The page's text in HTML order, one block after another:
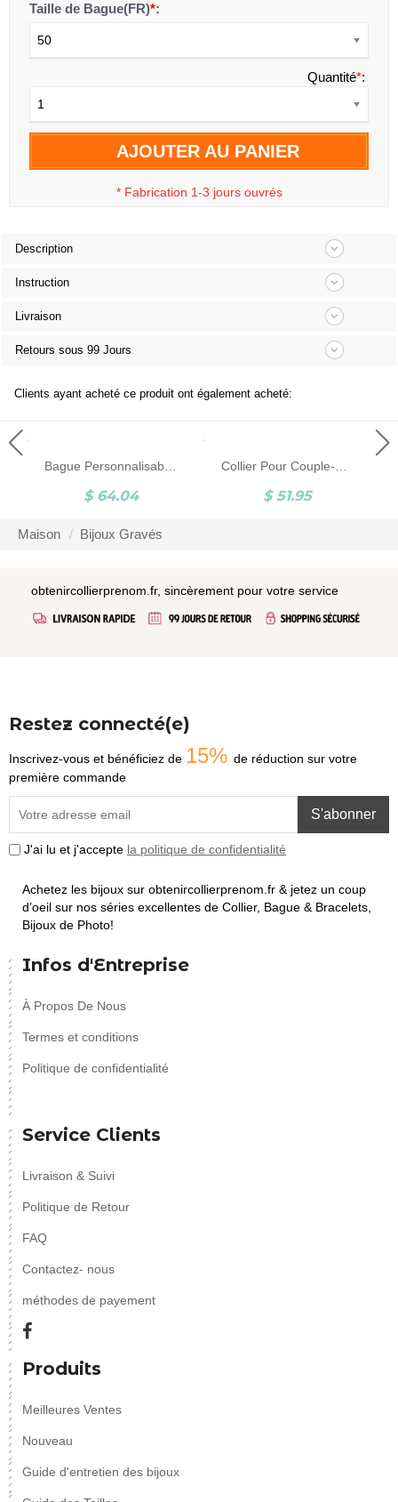
Taille de Bague(FR)*:
50
Quantité*:
1
AJOUTER AU PANIER
* Fabrication 1-3 jours ouvrés
Description
Instruction
Livraison
Retours sous 99 Jours
Clients ayant acheté ce produit ont également acheté:
Bague Personnalisable-Monogramme-Noir
$ 64.04 $ 51.95
Maison Bijoux Gravés
obtenircollierprenom.fr, sincèrement pour votre service
Restez connecté(e)
Inscrivez-vous et bénéficiez de 15% de réduction sur votre
première commande
S'abonner
J'ai lu et j'accepte la politique de confidentialité
Achetez les bijoux sur obtenircollierprenom.fr & jetez un coup
d’oeil sur nos séries excellentes de Collier, Bague & Bracelets,
Bijoux de Photo!
Infos d'Entreprise
À Propos De Nous
Termes et conditions
Politique de confidentialité
Service Clients
Livraison & Suivi
Politique de Retour
FAQ
Contactez- nous
méthodes de payement
Produits
Meilleures Ventes
Nouveau
Guide d'entretien des bijoux